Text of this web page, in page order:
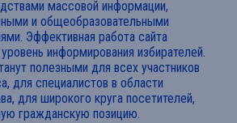
массовой информации,
и общеобразовательными
Эффективная работа сайта
информирования избирателей.
полезными для всех участников
для специалистов в области
для широкого круга посетителей,
гражданскую позицию.